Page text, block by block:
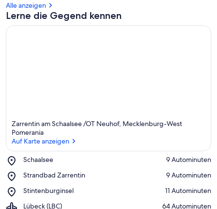
Alle anzeigen
Lerne die Gegend kennen
Zarrentin am Schaalsee /OT Neuhof, Mecklenburg-West
Pomerania
Auf Karte anzeigen
Schaalsee
Place,
‪9 Autominuten‬
Strandbad Zarrentin
Place,
Zarrentin
‪9 Autominuten‬
Stintenburginsel
Place,
‪11 Autominuten‬
Lübeck (LBC)
Airport,
‪64 Autominuten‬